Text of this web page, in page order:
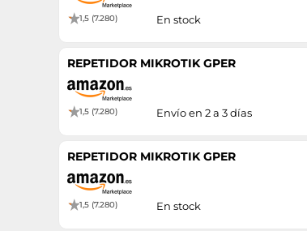
1,5 (7.280) En stock
REPETIDOR MIKROTIK GPER
1,5 (7.280) Envío en 2 a 3 días
REPETIDOR MIKROTIK GPER
1,5 (7.280) En stock